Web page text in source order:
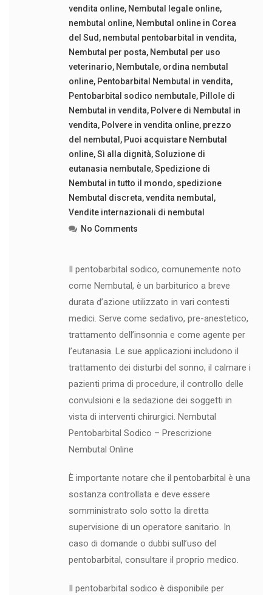
vendita online, Nembutal legale online,
nembutal online, Nembutal online in Corea
del Sud , nembutal pentobarbital in vendita,
Nembutal per posta, Nembutal per uso
veterinario, Nembutale, ordina nembutal
online, Pentobarbital Nembutal in vendita,
Pentobarbital sodico nembutale, Pillole di
Nembutal in vendita, Polvere di Nembutal in
vendita, Polvere in vendita online, prezzo
del nembutal , Puoi acquistare Nembutal
online,Sì alla dignità,Soluzione di
eutanasia nembutale,Spedizione di
Nembutal in tutto il mondo, spedizione
Nembutal discreta,vendita nembutal ,
Vendite internazionali di nembutal
No Comments
Il pentobarbital sodico, comunemente noto
come Nembutal, è un barbiturico a breve
durata d’azione utilizzato in vari contesti
medici. Serve come sedativo, pre-anestetico,
trattamento dell’insonnia e come agente per
l’eutanasia. Le sue applicazioni includono il
trattamento dei disturbi del sonno, il calmare i
pazienti prima di procedure, il controllo delle
convulsioni e la sedazione dei soggetti in
vista di interventi chirurgici. Nembutal
Pentobarbital Sodico – Prescrizione
Nembutal Online
È importante notare che il pentobarbital è una
sostanza controllata e deve essere
somministrato solo sotto la diretta
supervisione di un operatore sanitario. In
caso di domande o dubbi sull’uso del
pentobarbital, consultare il proprio medico.
Il pentobarbital sodico è disponibile per